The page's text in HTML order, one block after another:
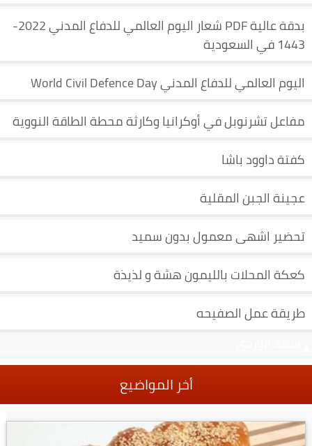
بدقة عالية PDF شعار اليوم العالمي للدفاع المدني 2022-
1443 في السعودية
اليوم العالمي للدفاع المدني World Civil Defence Day
مفاعل تشرنوبل في أوكرانيا وكارثة محطة الطاقة النووية
كفتة داوود باشا
عجينة الجبن المقلية
تحضير اشهى معمول بدون سميد
كعكة المحلات بالليمون هشة و لذيذة
طريقة عمل الصفيحه
أخر المواضيع